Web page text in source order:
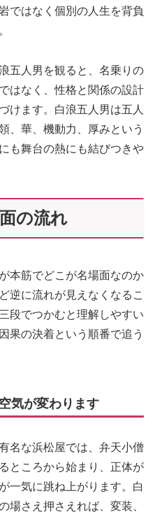
ではなく個別の人生を背負
五人男を観ると、名乗りの
はなく、性格と関係の設計
けます。白浪五人男は五人
、華、機動力、厚みという
も舞台の熱にも結びつきや
の流れ
本筋でどこが名場面なのか
逆に流れが見えなくなるこ
段でつかむと理解しやすい
果の決着という順番で追う
気が変わります
名な浜松屋では、弁天小僧
ところから始まり、正体が
一気に跳ね上がります。白
場さえ押さえれば、変装、